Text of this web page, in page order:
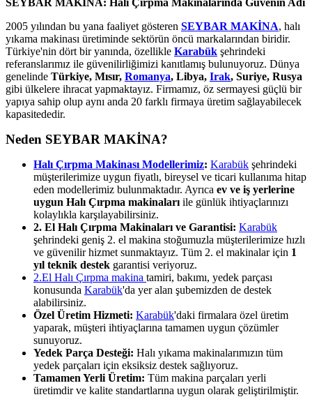
2005 yılından bu yana faaliyet gösteren SEYBAR MAKİNA, halı
yıkama makinası üretiminde sektörün öncü markalarından biridir.
Türkiye'nin dört bir yanında, özellikle Karabük şehrindeki
referanslarımız ile güvenilirliğimizi kanıtlamış bulunuyoruz. Dünya
genelinde Türkiye, Mısır, Romanya, Libya, Irak, Suriye, Rusya
gibi ülkelere ihracat yapmaktayız. Firmamız, öz sermayesi güçlü bir
yapıya sahip olup aynı anda 20 farklı firmaya üretim sağlayabilecek
kapasitededir.
Neden SEYBAR MAKİNA?
Halı Çırpma Makinası Modellerimiz: Karabük şehrindeki
müşterilerimize uygun fiyatlı, bireysel ve ticari kullanıma hitap
eden modellerimiz bulunmaktadır. Ayrıca ev ve iş yerlerine
uygun Halı Çırpma makinaları ile günlük ihtiyaçlarınızı
kolaylıkla karşılayabilirsiniz.
2. El Halı Çırpma Makinaları ve Garantisi: Karabük
şehrindeki geniş 2. el makina stoğumuzla müşterilerimize hızlı
ve güvenilir hizmet sunmaktayız. Tüm 2. el makinalar için 1
yıl teknik destek garantisi veriyoruz.
2.El Halı Çırpma makina tamiri, bakımı, yedek parçası
konusunda Karabük'da yer alan şubemizden de destek
alabilirsiniz.
Özel Üretim Hizmeti: Karabük'daki firmalara özel üretim
yaparak, müşteri ihtiyaçlarına tamamen uygun çözümler
sunuyoruz.
Yedek Parça Desteği: Halı yıkama makinalarımızın tüm
yedek parçaları için eksiksiz destek sağlıyoruz.
Tamamen Yerli Üretim: Tüm makina parçaları yerli
üretimdir ve kalite standartlarına uygun olarak geliştirilmiştir.